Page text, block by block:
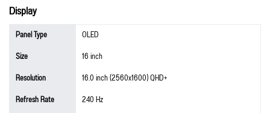
Display
Panel Type
OLED
Size
16 inch
Resolution
16.0 inch (2560x1600) QHD+
Refresh Rate
240 Hz